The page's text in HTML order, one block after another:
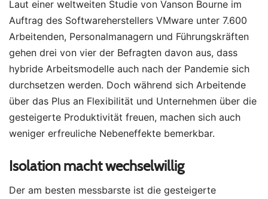
Laut einer weltweiten Studie von Vanson Bourne im
Auftrag des Softwareherstellers VMware unter 7.600
Arbeitenden, Personalmanagern und Führungskräften
gehen drei von vier der Befragten davon aus, dass
hybride Arbeitsmodelle auch nach der Pandemie sich
durchsetzen werden. Doch während sich Arbeitende
über das Plus an Flexibilität und Unternehmen über die
gesteigerte Produktivität freuen, machen sich auch
weniger erfreuliche Nebeneffekte bemerkbar.
Isolation macht wechselwillig
Der am besten messbarste ist die gesteigerte